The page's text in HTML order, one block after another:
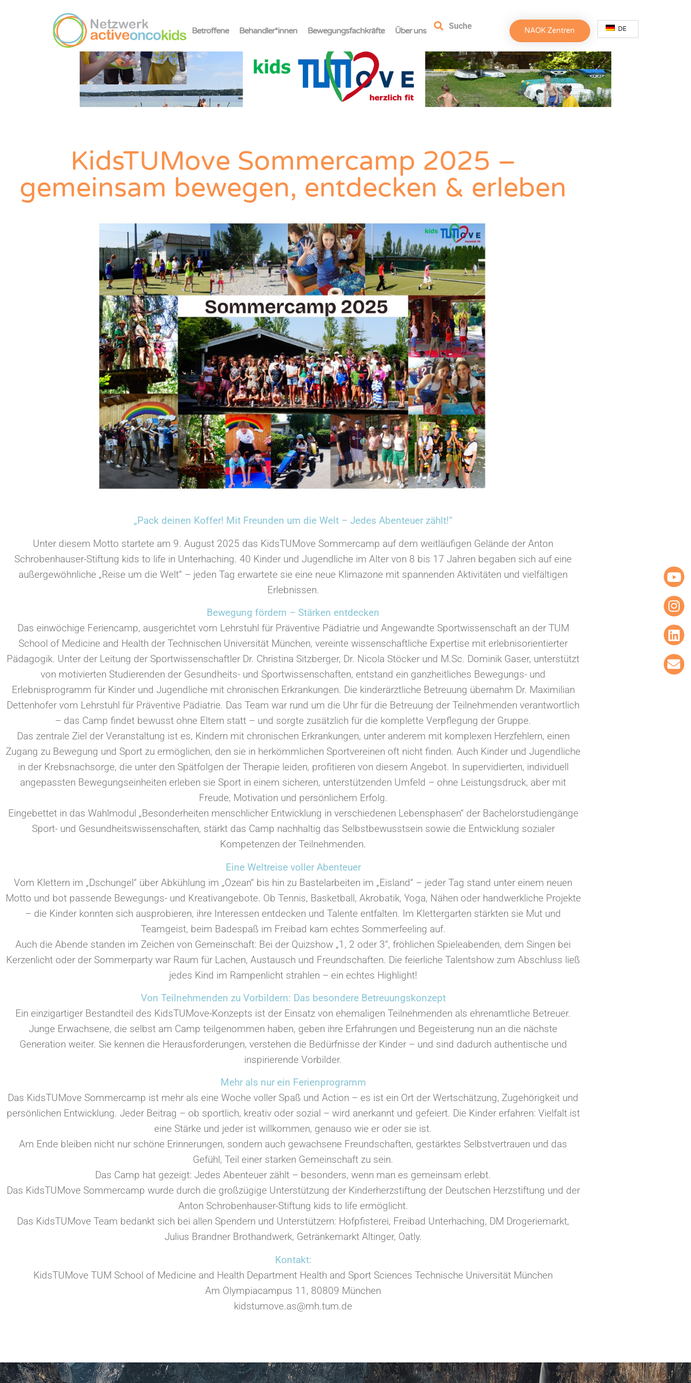
Betroffene Behandler*innen Bewegungsfachkräfte Über uns Suche NAOK Zentren DE
KidsTUMove Sommercamp 2025 –
gemeinsam bewegen, entdecken & erleben
„Pack deinen Koffer! Mit Freunden um die Welt – Jedes Abenteuer zählt!“
Unter diesem Motto startete am 9. August 2025 das KidsTUMove Sommercamp auf dem weitläufigen Gelände der Anton
Schrobenhauser-Stiftung kids to life in Unterhaching. 40 Kinder und Jugendliche im Alter von 8 bis 17 Jahren begaben sich auf eine
außergewöhnliche „Reise um die Welt“ – jeden Tag erwartete sie eine neue Klimazone mit spannenden Aktivitäten und vielfältigen
Erlebnissen.
Bewegung fördern – Stärken entdecken
Das einwöchige Feriencamp, ausgerichtet vom Lehrstuhl für Präventive Pädiatrie und Angewandte Sportwissenschaft an der TUM
School of Medicine and Health der Technischen Universität München, vereinte wissenschaftliche Expertise mit erlebnisorientierter
Pädagogik. Unter der Leitung der Sportwissenschaftler Dr. Christina Sitzberger, Dr. Nicola Stöcker und M.Sc. Dominik Gaser, unterstützt
von motivierten Studierenden der Gesundheits- und Sportwissenschaften, entstand ein ganzheitliches Bewegungs- und
Erlebnisprogramm für Kinder und Jugendliche mit chronischen Erkrankungen. Die kinderärztliche Betreuung übernahm Dr. Maximilian
Dettenhofer vom Lehrstuhl für Präventive Pädiatrie. Das Team war rund um die Uhr für die Betreuung der Teilnehmenden verantwortlich
– das Camp findet bewusst ohne Eltern statt – und sorgte zusätzlich für die komplette Verpflegung der Gruppe.
Das zentrale Ziel der Veranstaltung ist es, Kindern mit chronischen Erkrankungen, unter anderem mit komplexen Herzfehlern, einen
Zugang zu Bewegung und Sport zu ermöglichen, den sie in herkömmlichen Sportvereinen oft nicht finden. Auch Kinder und Jugendliche
in der Krebsnachsorge, die unter den Spätfolgen der Therapie leiden, profitieren von diesem Angebot. In supervidierten, individuell
angepassten Bewegungseinheiten erleben sie Sport in einem sicheren, unterstützenden Umfeld – ohne Leistungsdruck, aber mit
Freude, Motivation und persönlichem Erfolg.
Eingebettet in das Wahlmodul „Besonderheiten menschlicher Entwicklung in verschiedenen Lebensphasen“ der Bachelorstudiengänge
Sport- und Gesundheitswissenschaften, stärkt das Camp nachhaltig das Selbstbewusstsein sowie die Entwicklung sozialer
Kompetenzen der Teilnehmenden.
Eine Weltreise voller Abenteuer
Vom Klettern im „Dschungel“ über Abkühlung im „Ozean“ bis hin zu Bastelarbeiten im „Eisland“ – jeder Tag stand unter einem neuen
Motto und bot passende Bewegungs- und Kreativangebote. Ob Tennis, Basketball, Akrobatik, Yoga, Nähen oder handwerkliche Projekte
– die Kinder konnten sich ausprobieren, ihre Interessen entdecken und Talente entfalten. Im Klettergarten stärkten sie Mut und
Teamgeist, beim Badespaß im Freibad kam echtes Sommerfeeling auf.
Auch die Abende standen im Zeichen von Gemeinschaft: Bei der Quizshow „1, 2 oder 3“, fröhlichen Spieleabenden, dem Singen bei
Kerzenlicht oder der Sommerparty war Raum für Lachen, Austausch und Freundschaften. Die feierliche Talentshow zum Abschluss ließ
jedes Kind im Rampenlicht strahlen – ein echtes Highlight!
Von Teilnehmenden zu Vorbildern: Das besondere Betreuungskonzept
Ein einzigartiger Bestandteil des KidsTUMove-Konzepts ist der Einsatz von ehemaligen Teilnehmenden als ehrenamtliche Betreuer.
Junge Erwachsene, die selbst am Camp teilgenommen haben, geben ihre Erfahrungen und Begeisterung nun an die nächste
Generation weiter. Sie kennen die Herausforderungen, verstehen die Bedürfnisse der Kinder – und sind dadurch authentische und
inspirierende Vorbilder.
Mehr als nur ein Ferienprogramm
Das KidsTUMove Sommercamp ist mehr als eine Woche voller Spaß und Action – es ist ein Ort der Wertschätzung, Zugehörigkeit und
persönlichen Entwicklung. Jeder Beitrag – ob sportlich, kreativ oder sozial – wird anerkannt und gefeiert. Die Kinder erfahren: Vielfalt ist
eine Stärke und jeder ist willkommen, genauso wie er oder sie ist.
Am Ende bleiben nicht nur schöne Erinnerungen, sondern auch gewachsene Freundschaften, gestärktes Selbstvertrauen und das
Gefühl, Teil einer starken Gemeinschaft zu sein.
Das Camp hat gezeigt: Jedes Abenteuer zählt – besonders, wenn man es gemeinsam erlebt.
Das KidsTUMove Sommercamp wurde durch die großzügige Unterstützung der Kinderherzstiftung der Deutschen Herzstiftung und der
Anton Schrobenhauser-Stiftung kids to life ermöglicht.
Das KidsTUMove Team bedankt sich bei allen Spendern und Unterstützern: Hofpfisterei, Freibad Unterhaching, DM Drogeriemarkt,
Julius Brandner Brothandwerk, Getränkemarkt Altinger, Oatly.
Kontakt:
KidsTUMove TUM School of Medicine and Health Department Health and Sport Sciences Technische Universität München
Am Olympiacampus 11, 80809 München
kidstumove.as@mh.tum.de